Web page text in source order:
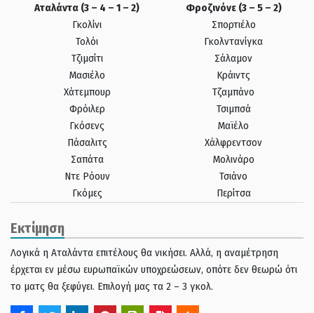
Αταλάντα (3 – 4 – 1 – 2)
Γκολίνι
Τολόι
Τζιμσίτι
Μασιέλο
Χάτεμπουρ
Φρόιλερ
Γκόσενς
Πάσαλιτς
Σαπάτα
Ντε Ρόουν
Γκόμες
Φροζινόνε (3 – 5 – 2)
Σπορτιέλο
Γκολντανίγκα
Σάλαμον
Κράιντς
Τζαμπάνο
Τσιμπσά
Μαϊέλο
Χάλφρεντσον
Μολινάρο
Τσιάνο
Περίτσα
Εκτίμηση
Λογικά η Αταλάντα επιτέλους θα νικήσει. Αλλά, η αναμέτρηση
έρχεται εν μέσω ευρωπαϊκών υποχρεώσεων, οπότε δεν θεωρώ ότι
το ματς θα ξεφύγει. Επιλογή μας τα 2 – 3 γκολ.